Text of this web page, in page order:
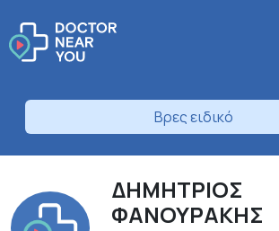
Βρες ειδικό
ΔΗΜΗΤΡΙΟΣ
ΦΑΝΟΥΡΑΚΗΣ